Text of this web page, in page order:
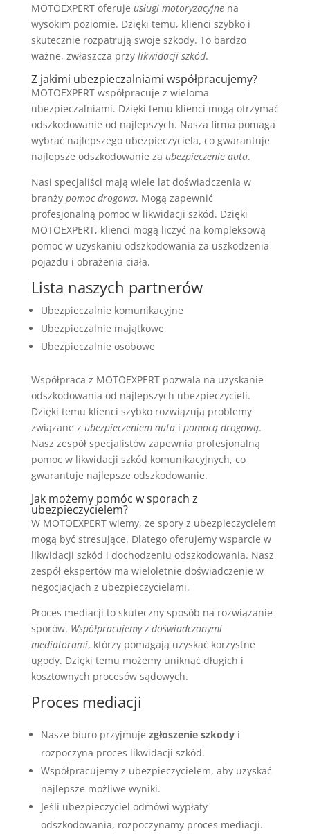
MOTOEXPERT oferuje usługi motoryzacyjnena
wysokim poziomie. Dzięki temu, klienci szybko i
skutecznie rozpatrują swoje szkody. To bardzo
ważne, zwłaszcza przy likwidacji szkód.
Z jakimi ubezpieczalniami współpracujemy?
MOTOEXPERT współpracuje z wieloma
ubezpieczalniami. Dzięki temu klienci mogą otrzymać
odszkodowanie od najlepszych. Nasza firma pomaga
wybrać najlepszego ubezpieczyciela, co gwarantuje
najlepsze odszkodowanie za ubezpieczenie auta.
Nasi specjaliści mają wiele lat doświadczenia w
branży pomoc drogowa. Mogą zapewnić
profesjonalną pomoc w likwidacji szkód. Dzięki
MOTOEXPERT, klienci mogą liczyć na kompleksową
pomoc w uzyskaniu odszkodowania za uszkodzenia
pojazdu i obrażenia ciała.
Lista naszych partnerów
Ubezpieczalnie komunikacyjne
Ubezpieczalnie majątkowe
Ubezpieczalnie osobowe
Współpraca z MOTOEXPERT pozwala na uzyskanie
odszkodowania od najlepszych ubezpieczycieli.
Dzięki temu klienci szybko rozwiązują problemy
związane z ubezpieczeniem autai pomocą drogową.
Nasz zespół specjalistów zapewnia profesjonalną
pomoc w likwidacji szkód komunikacyjnych, co
gwarantuje najlepsze odszkodowanie.
Jak możemy pomóc w sporach z
ubezpieczycielem?
W MOTOEXPERT wiemy, że spory z ubezpieczycielem
mogą być stresujące. Dlatego oferujemy wsparcie w
likwidacji szkód i dochodzeniu odszkodowania. Nasz
zespół ekspertów ma wieloletnie doświadczenie w
negocjacjach z ubezpieczycielami.
Proces mediacji to skuteczny sposób na rozwiązanie
sporów. Współpracujemy z doświadczonymi
mediatorami, którzy pomagają uzyskać korzystne
ugody. Dzięki temu możemy uniknąć długich i
kosztownych procesów sądowych.
Proces mediacji
Nasze biuro przyjmuje zgłoszenie szkodyi
rozpoczyna proces likwidacji szkód.
Współpracujemy z ubezpieczycielem, aby uzyskać
najlepsze możliwe wyniki.
Jeśli ubezpieczyciel odmówi wypłaty
odszkodowania, rozpoczynamy proces mediacji.